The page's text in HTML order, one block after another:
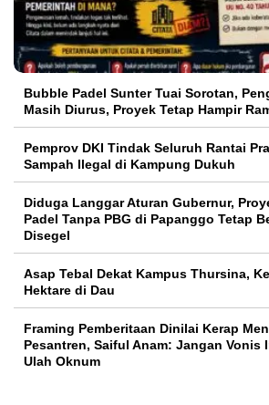
Bubble Padel Sunter Tuai Sorotan,
Masih Diurus, Proyek Tetap Hampir
Pemprov DKI Tindak Seluruh Rantai
Sampah Ilegal di Kampung Dukuh
Diduga Langgar Aturan Gubernur,
Padel Tanpa PBG di Papanggo Tetap
Disegel
Asap Tebal Dekat Kampus Thursina,
Hektare di Dau
Framing Pemberitaan Dinilai Kerap
Pesantren, Saiful Anam: Jangan Vonis
Ulah Oknum